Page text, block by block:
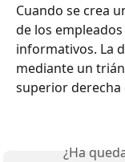
Cuando se crea
de los
informativos. La
mediante un
superior derecha
¿Ha